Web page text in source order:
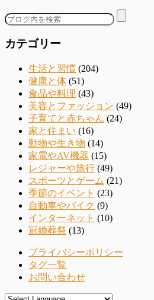
カテゴリー
生活と習慣 (204)
健康と体 (51)
食品や料理 (43)
美容とファッション (49)
子育てと赤ちゃん (24)
家と住まい (16)
動物や生き物 (14)
家電やAV機器 (15)
レジャーや旅行 (49)
スポーツとゲーム (21)
季節のイベント (23)
自動車やバイク (9)
インターネット (10)
冠婚葬祭 (13)
プライバシーポリシー
タグ一覧
お問い合わせ